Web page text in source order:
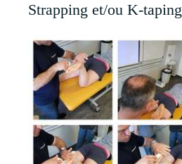
Strapping et/ou K-taping